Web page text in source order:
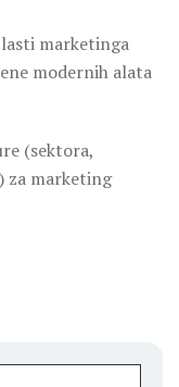
marketinga
modernih alata
(sektora,
za marketing